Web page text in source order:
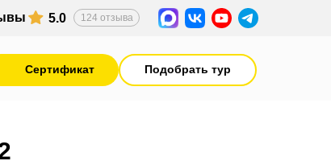
5.0 124 отзыва
Cертификат Подобрать тур